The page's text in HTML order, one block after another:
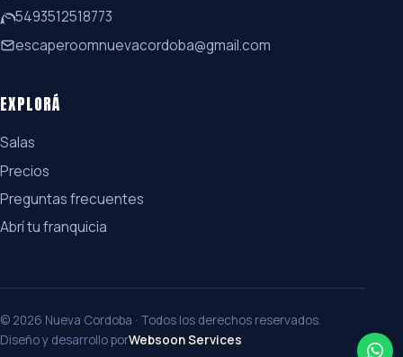
5493512518773
escaperoomnuevacordoba@gmail.com
EXPLORÁ
Salas
Precios
Preguntas frecuentes
Abrí tu franquicia
© 2026 Nueva Cordoba · Todos los derechos reservados.
Diseño y desarrollo porWebsoon Services